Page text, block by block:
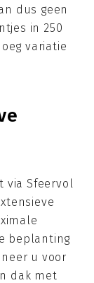
dus geen
in 250
variatie
via Sfeervol
beplanting
u voor
dak met